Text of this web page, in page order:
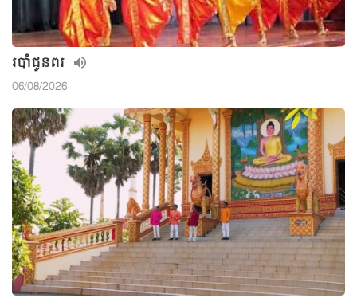
របាំជូនពរ
06/08/2026